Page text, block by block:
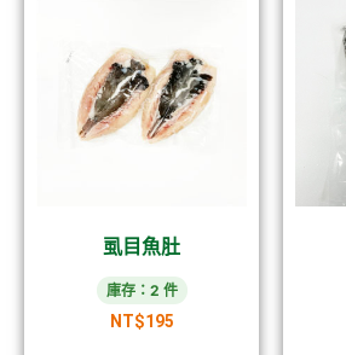
虱目魚肚
庫存：2 件
NT$195